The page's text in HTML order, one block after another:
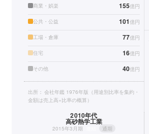
商業・娯楽 155億円
公共・公益 101億円
工場・倉庫 77億円
住宅 16億円
その他 40億円
出所： 会社年鑑 1976年版（用途別比率を集約・
金額は売上高×比率の概算）
2010年代
高砂熱学工業
2015年3月期 通期